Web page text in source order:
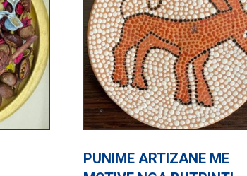
PUNIME ARTIZANE ME